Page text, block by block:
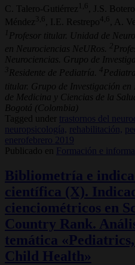
C. Talero-Gutiérrez 1,6 , J.S.
Méndez 3,6 , I.E. Restrepo4,6 , A.
1 Profesor titular. Unidad de
en Neurociencias NeURos.
2
Neurociencias. Grupo de
3 Residente de Pediatría. 4
titular. Grupo de Investigación en
de Medicina y Ciencias de la
Bogotá (Colombia)
Tagged under
trastornos del
neuropsicología,
rehabilitación,
enerofebrero 2019
Publicado en
Formación e
Bibliometría e
científica (X).
cienciométricos en
Country Rank.
temática
Child Health»